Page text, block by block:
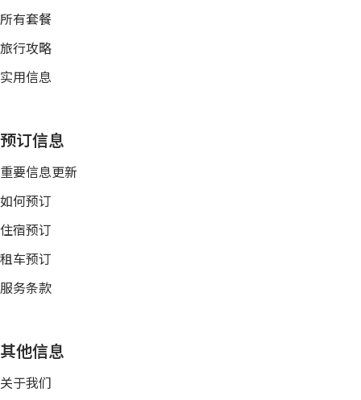
所有套餐
旅行攻略
实用信息
预订信息
重要信息更新
如何预订
住宿预订
租车预订
服务条款
其他信息
关于我们